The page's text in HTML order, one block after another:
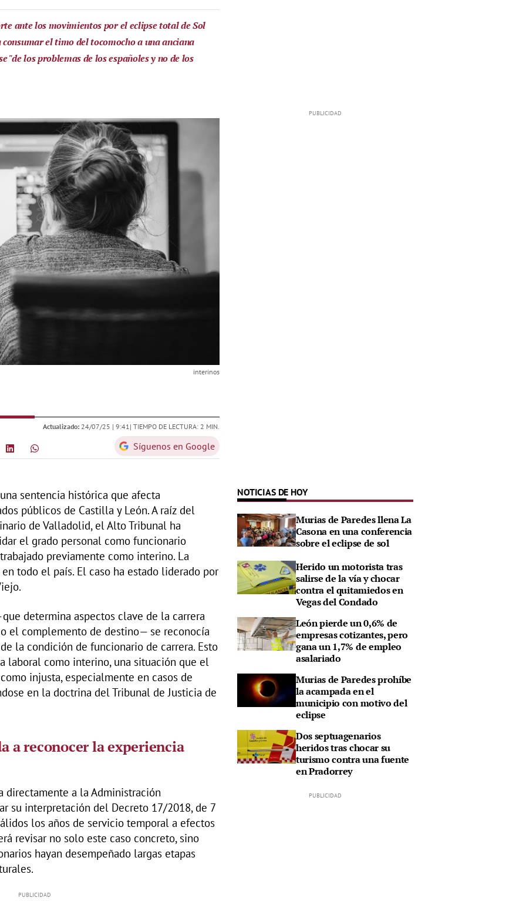
ante los movimientos por el eclipse total de Sol
el timo del tocomocho a una anciana
"de los problemas de los españoles y no de los
interinos
Actualizado: 24/07/25 | 9:41 | TIEMPO DE LECTURA: 2 MIN.
Síguenos en Google
sentencia histórica que afecta
públicos de Castilla y León. A raíz del
de Valladolid, el Alto Tribunal ha
el grado personal como funcionario
previamente como interino. La
todo el país. El caso ha estado liderado por
determina aspectos clave de la carrera
el complemento de destino— se reconocía
la condición de funcionario de carrera. Esto
laboral como interino, una situación que el
injusta, especialmente en casos de
en la doctrina del Tribunal de Justicia de
a reconocer la experiencia
directamente a la Administración
su interpretación del Decreto 17/2018, de 7
los años de servicio temporal a efectos
revisar no solo este caso concreto, sino
hayan desempeñado largas etapas
NOTICIAS DE HOY
Murias de Paredes llena La
Casona en una conferencia
sobre el eclipse de sol
Herido un motorista tras
salirse de la vía y chocar
contra el quitamiedos en
Vegas del Condado
León pierde un 0,6% de
empresas cotizantes, pero
gana un 1,7% de empleo
asalariado
Murias de Paredes prohíbe
la acampada en el
municipio con motivo del
eclipse
Dos septuagenarios
heridos tras chocar su
turismo contra una fuente
en Pradorrey